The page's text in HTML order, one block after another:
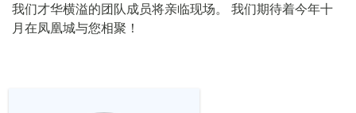
我们才华横溢的团队成员将亲临现场。 我们期待着今年十
月在凤凰城与您相聚！